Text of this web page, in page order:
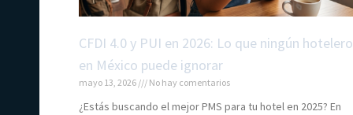
CFDI 4.0 y PUI en 2026: Lo que ningún hotelero
en México puede ignorar
mayo 13, 2026 No hay comentarios
¿Estás buscando el mejor PMS para tu hotel en 2025? En